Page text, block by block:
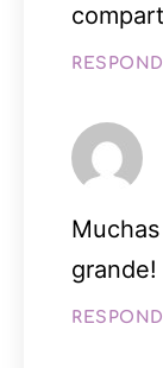
grande!